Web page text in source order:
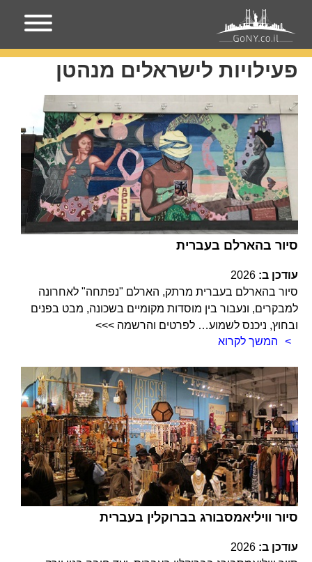
עמוד הבית פעילויות לישראלים מנהטן
פעילויות לישראלים מנהטן
סיור בהארלם בעברית
עודכן ב: 2026
סיור בהארלם בעברית מרתק, הארלם "נפתחה" לאחרונה
למבקרים, ונעבור בין מוסדות מקומיים בשכונה, מבט בפנים
ובחוץ, ניכנס לשמוע… לפרטים והרשמה >>>
המשך לקרוא
סיור וויליאמסבורג בברוקלין בעברית
עודכן ב: 2026